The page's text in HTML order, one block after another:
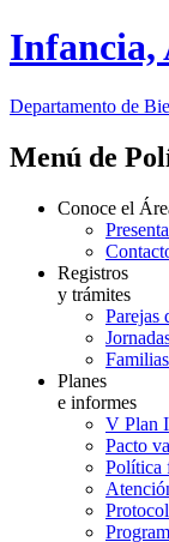
Infancia,
Departamento de
Menú de
Conoce el
Registros
y trámites
Parejas
Planes
e informes
V Plan
Pacto
Política